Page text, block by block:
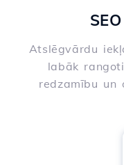
Atslēgvārdu
labāk
redzamību un